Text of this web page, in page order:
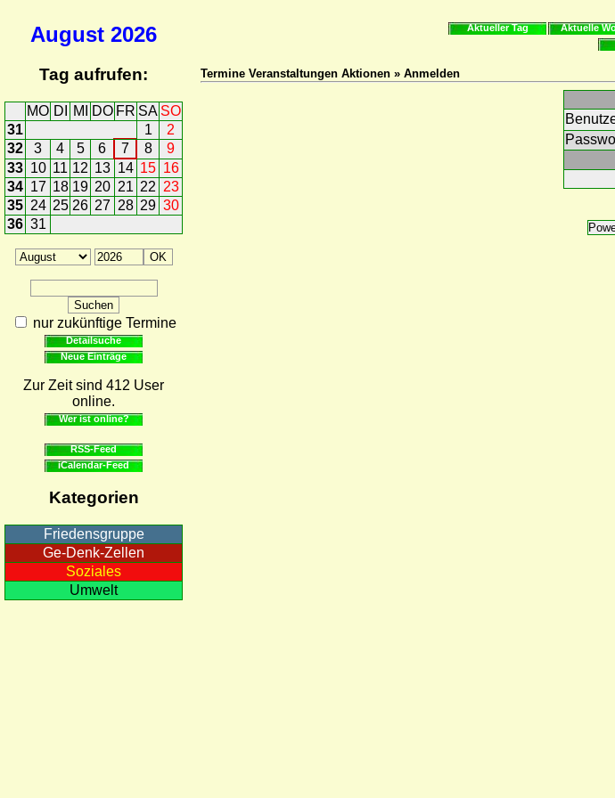
August 2026
Tag aufrufen:
MO DI MI DO FR SA SO
31
1
2
32
3 4 5 6 7 8
9
33 10 11 12 13 14 15 16
34 17 18 19 20 21 22 23
35 24 25 26 27 28 29 30
36 31
nur zukünftige Termine
Detailsuche
Neue Einträge
Zur Zeit sind 412 User
online.
Wer ist online?
RSS-Feed
iCalendar-Feed
Kategorien
Friedensgruppe
Ge-Denk-Zellen
Soziales
Umwelt
Aktueller Tag Aktuelle
Termine Veranstaltungen Aktionen » Anmelden